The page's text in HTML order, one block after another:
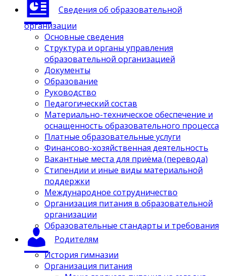
Сведения об образовательной
организации
Основные сведения
Структура и органы управления
образовательной организацией
Документы
Образование
Руководство
Педагогический состав
Материально-техническое обеспечение и
оснащенность образовательного процесса
Платные образовательные услуги
Финансово-хозяйственная деятельность
Вакантные места для приёма (перевода)
Стипендии и иные виды материальной
поддержки
Международное сотрудничество
Организация питания в образовательной
организации
Образовательные стандарты и требования
Родителям
История гимназии
Организация питания